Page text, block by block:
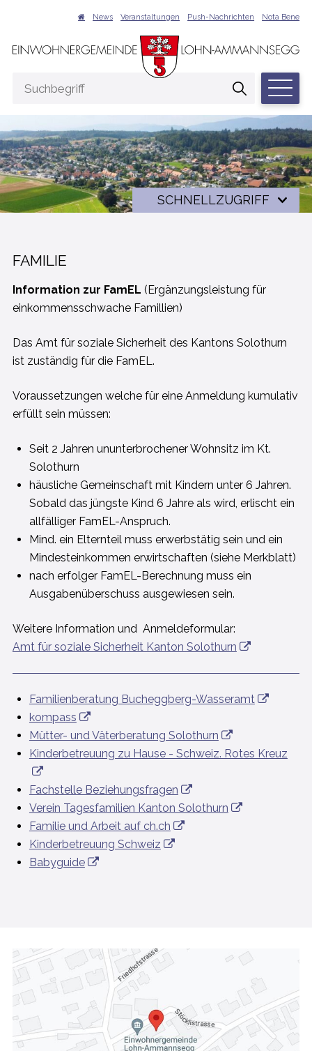
News Veranstaltungen Push-Nachrichten Nota Bene
Suchbegriff
Suche
FAMILIE
Information zur FamEL (Ergänzungsleistung für
einkommensschwache Famillien)
Das Amt für soziale Sicherheit des Kantons Solothurn
ist zuständig für die FamEL.
Voraussetzungen welche für eine Anmeldung kumulativ
erfüllt sein müssen:
Seit 2 Jahren ununterbrochener Wohnsitz im Kt.
Solothurn
häusliche Gemeinschaft mit Kindern unter 6 Jahren.
Sobald das jüngste Kind 6 Jahre als wird, erlischt ein
allfälliger FamEL-Anspruch.
Mind. ein Elternteil muss erwerbstätig sein und ein
Mindesteinkommen erwirtschaften (siehe Merkblatt)
nach erfolger FamEL-Berechnung muss ein
Ausgabenüberschuss ausgewiesen sein.
Weitere Information und Anmeldeformular:
Amt für soziale Sicherheit Kanton Solothurn
Familienberatung Bucheggberg-Wasseramt
kompass
Mütter- und Väterberatung Solothurn
Kinderbetreuung zu Hause - Schweiz. Rotes Kreuz
Fachstelle Beziehungsfragen
Verein Tagesfamilien Kanton Solothurn
Familie und Arbeit auf ch.ch
Kinderbetreuung Schweiz
Babyguide
Schnellzugriff
SCHNELLZUGRIFF